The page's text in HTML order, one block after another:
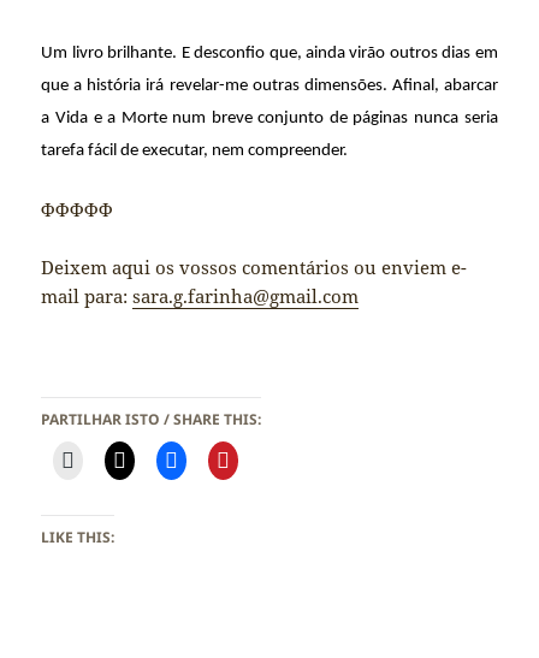
Um livro brilhante. E desconfio que, ainda virão outros dias em
que a história irá revelar-me outras dimensões. Afinal, abarcar
a Vida e a Morte num breve conjunto de páginas nunca seria
tarefa fácil de executar, nem compreender.
ΦΦΦΦΦ
Deixem aqui os vossos comentários ou enviem e-
mail para:sara.g.farinha@gmail.com
PARTILHAR ISTO / SHARE THIS:
LIKE THIS: